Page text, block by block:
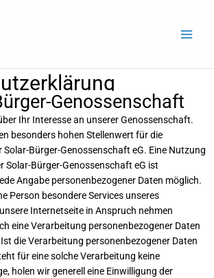
Genossenschaft
Ihr Interesse an unserer Genossenschaft.
besonders hohen Stellenwert für die
Bürger-Genossenschaft eG. Eine Nutzung
Solar-Bürger-Genossenschaft eG ist
Angabe personenbezogener Daten möglich.
Person besondere Services unseres
Internetseite in Anspruch nehmen
eine Verarbeitung personenbezogener Daten
die Verarbeitung personenbezogener Daten
für eine solche Verarbeitung keine
holen wir generell eine Einwilligung der